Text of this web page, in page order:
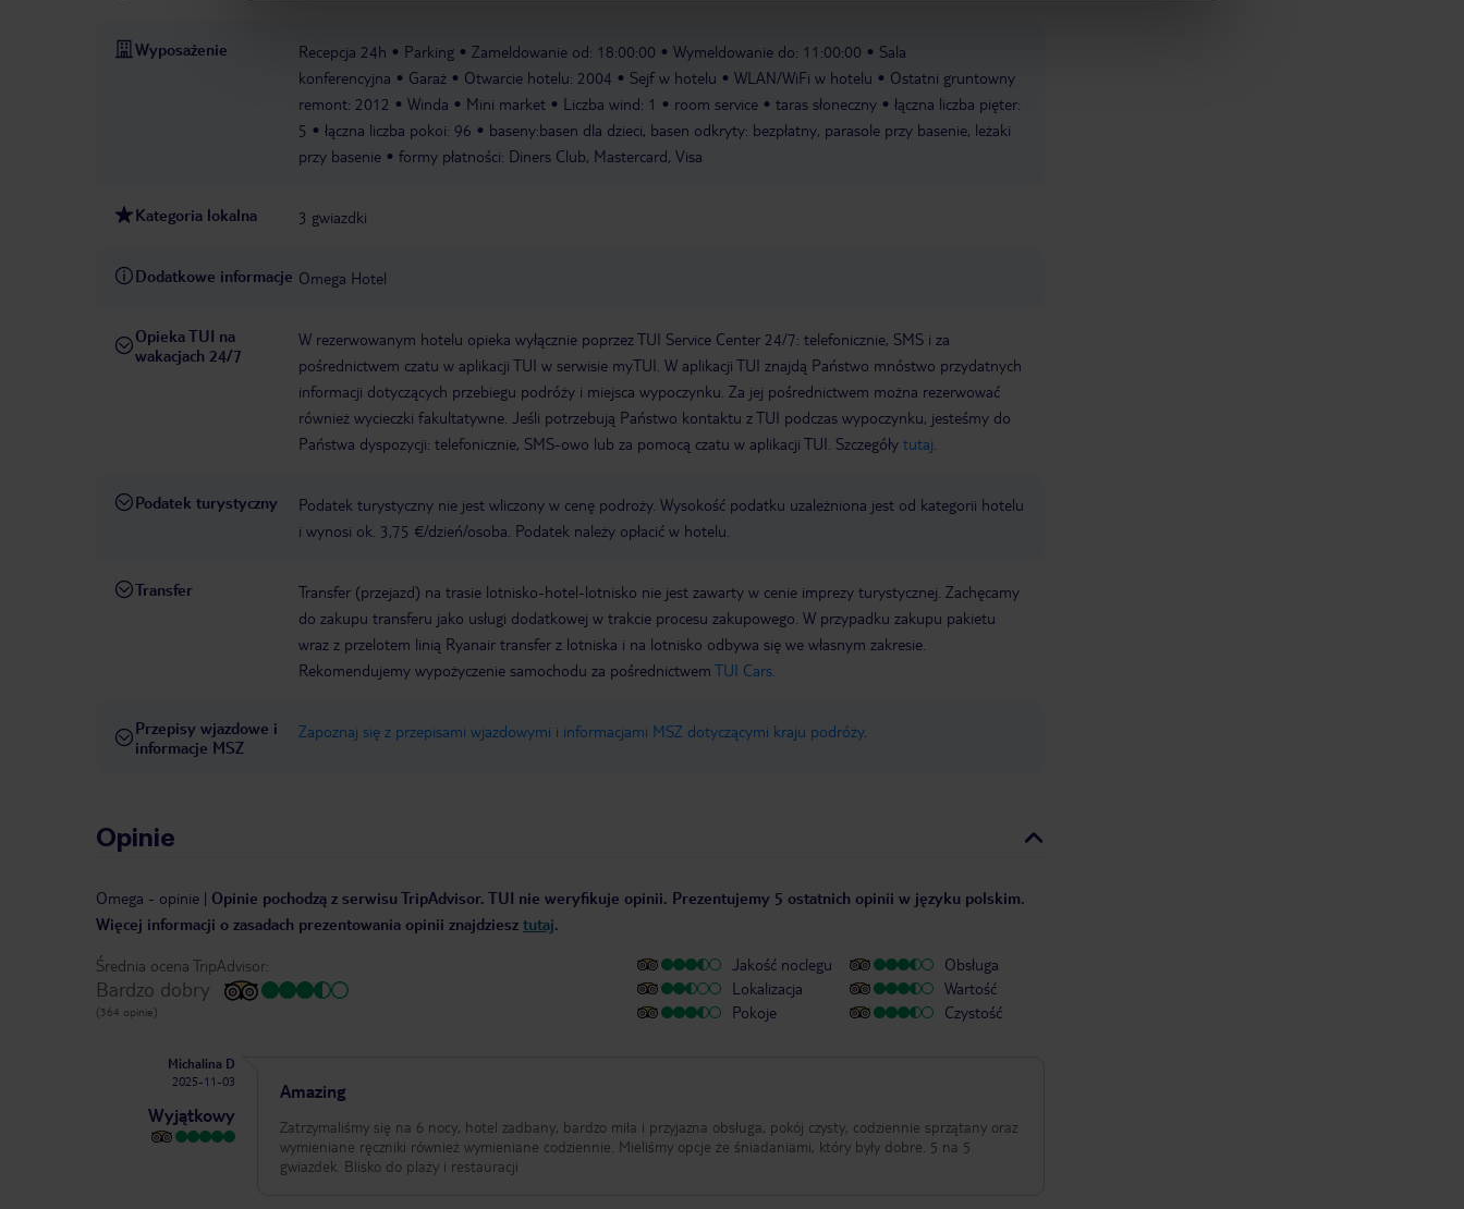
Wyposażenie Recepcja 24h Parking Zameldowanie od: 18:00:00 Wymeldowanie do: 11:00:00
Sala
konferencyjna
Garaż Otwarcie hotelu: 2004 Sejf w hotelu WLAN/WiFi w hotelu
Ostatni gruntowny
remont: 2012
Winda Mini market Liczba wind: 1 room service taras słoneczny
łączna liczba pięter:
5
łączna liczba pokoi: 96
baseny:basen dla dzieci, basen odkryty: bezpłatny, parasole przy basenie, leżaki
przy basenie
formy płatności: Diners Club, Mastercard, Visa
Kategoria lokalna 3 gwiazdki
Dodatkowe informacje Omega Hotel
Opieka TUI na
wakacjach 24/7
W rezerwowanym hotelu opieka wyłącznie poprzez TUI Service Center 24/7: telefonicznie, SMS i za
pośrednictwem czatu w aplikacji TUI w serwisie myTUI. W aplikacji TUI znajdą Państwo mnóstwo przydatnych
informacji dotyczących przebiegu podróży i miejsca wypoczynku. Za jej pośrednictwem można rezerwować
również wycieczki fakultatywne. Jeśli potrzebują Państwo kontaktu z TUI podczas wypoczynku, jesteśmy do
Państwa dyspozycji: telefonicznie, SMS-owo lub za pomocą czatu w aplikacji TUI. Szczegóły tutaj
Podatek turystyczny
Podatek turystyczny nie jest wliczony w cenę podroży. Wysokość podatku uzależniona jest od kategorii hotelu
i wynosi ok. 3,75 €/dzień/osoba. Podatek należy opłacić w hotelu.
Transfer
Transfer (przejazd) na trasie lotnisko-hotel-lotnisko nie jest zawarty w cenie imprezy turystycznej. Zachęcamy
do zakupu transferu jako usługi dodatkowej w trakcie procesu zakupowego. W przypadku zakupu pakietu
wraz z przelotem linią Ryanair transfer z lotniska i na lotnisko odbywa się we własnym zakresie.
Rekomendujemy wypożyczenie samochodu za pośrednictwem TUI Cars.
Przepisy wjazdowe i
informacje MSZ
Zapoznaj się z przepisami wjazdowymi i informacjami MSZ dotyczącymi kraju podróży.
Opinie
Omega - opinie | Opinie pochodzą z serwisu TripAdvisor. TUI nie weryfikuje opinii. Prezentujemy 5 ostatnich opinii w języku polskim.
Więcej informacji o zasadach prezentowania opinii znajdziesz tutaj.
Średnia ocena TripAdvisor:
Bardzo dobry
(364 opinie)
Jakość noclegu
Lokalizacja
Pokoje
Obsługa
Wartość
Czystość
Michalina D
2025-11-03
Wyjątkowy
Amazing
Zatrzymaliśmy się na 6 nocy, hotel zadbany, bardzo miła i przyjazna obsługa, pokój czysty, codziennie sprzątany oraz
wymieniane ręczniki również wymieniane codziennie. Mieliśmy opcje że śniadaniami, który były dobre. 5 na 5
gwiazdek. Blisko do plaży i restauracji